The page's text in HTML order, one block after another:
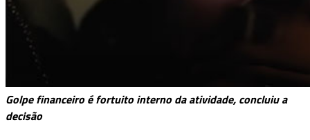
Golpe financeiro é fortuito interno da atividade, concluiu a
decisão